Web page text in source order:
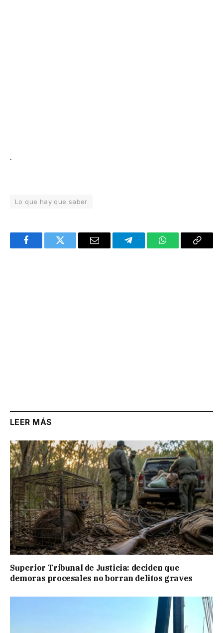
.
Lo que hay que saber
FacebookTwitter Email TelegramWhatsAppCopy
LEER MÁS
Superior Tribunal de Justicia: deciden que
demoras procesales no borran delitos graves